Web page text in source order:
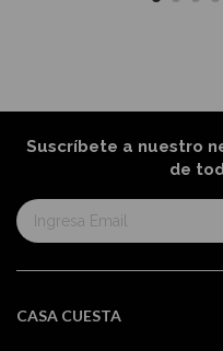
Suscríbete a nuestro
de
Suscríbase
al
informativo:
CASA CUESTA